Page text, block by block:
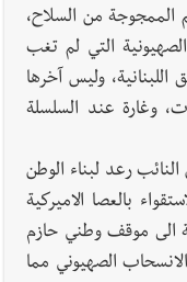
الممجوجة من السلاح،
التي لم تغب
وليس آخرها
وغارة عند السلسلة
رعد لبناء الوطن
بالعصا الاميركية
الى موقف وطني حازم
الصهيوني مما